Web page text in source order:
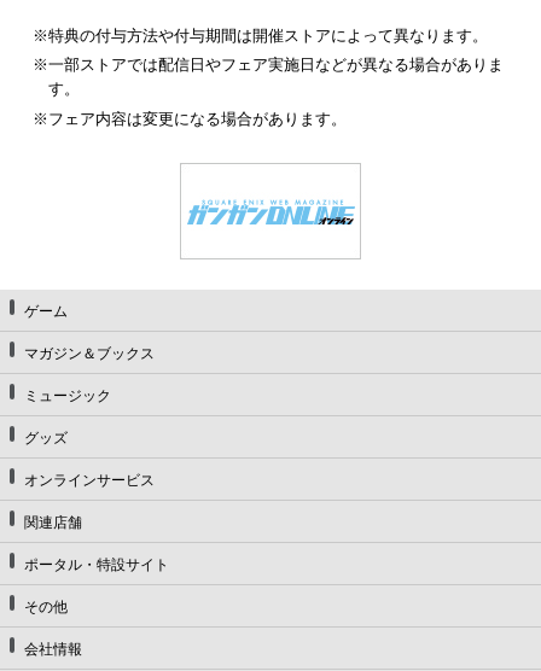
※特典の付与方法や付与期間は開催ストアによって異なります。
※一部ストアでは配信日やフェア実施日などが異なる場合がありま
す。
※フェア内容は変更になる場合があります。
ゲーム
マガジン＆ブックス
ミュージック
グッズ
オンラインサービス
関連店舗
ポータル・特設サイト
その他
会社情報